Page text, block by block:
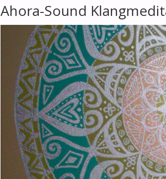
Ahora-Sound